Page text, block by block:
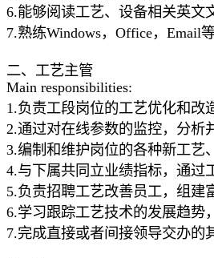
6.能够阅读工艺、设备相关英文
7.熟练Windows，Office，Email
二、工艺主管
Main responsibilities:
1.负责工段岗位的工艺优化和改
2.通过对在线参数的监控，分析
3.编制和维护岗位的各种新工艺
4.与下属共同立业绩指标，通过
5.负责招聘工艺改善员工，组建
6.学习跟踪工艺技术的发展趋势
7.完成直接或者间接领导交办的